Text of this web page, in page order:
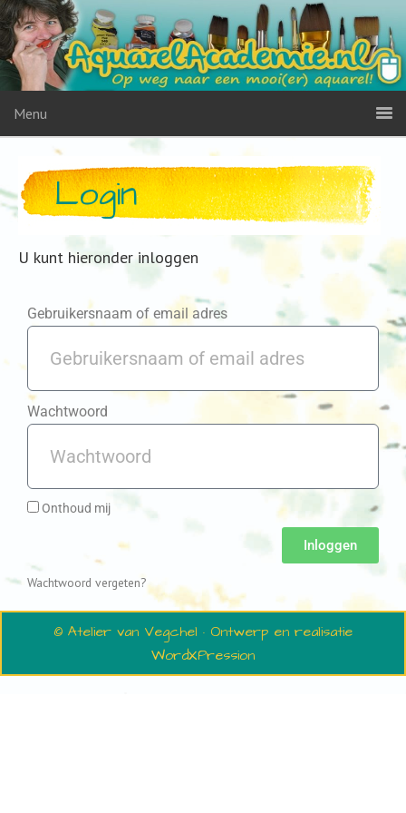
Menu
Login
U kunt hieronder inloggen
Gebruikersnaam of email adres
Wachtwoord
Onthoud mij
Inloggen
Wachtwoord vergeten?
© Atelier van Vegchel · Ontwerp en realisatie
WordXPression